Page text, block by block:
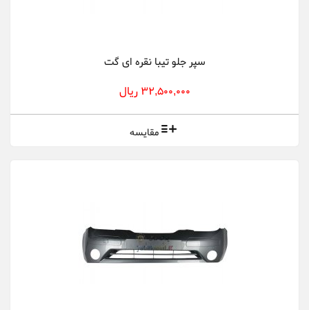
سپر جلو تیبا نقره ای گت
32,500,000 ریال
مقایسه